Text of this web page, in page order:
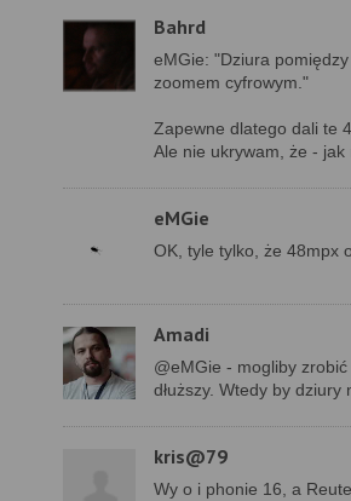
Bahrd
eMGie: "Dziura
zoomem cyfrowym."
Zapewne dlatego dali te
Ale nie ukrywam, że - jak
eMGie
OK, tyle tylko, że 48mpx
Amadi
@eMGie - mogliby
dłuższy. Wtedy by dziury
kris@79
Wy o i phonie 16, a